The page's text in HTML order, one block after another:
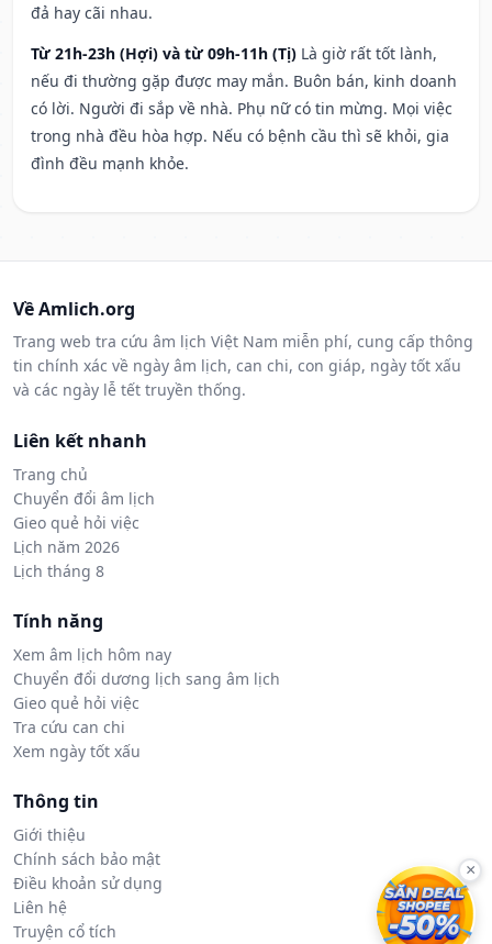
đả hay cãi nhau.
Từ 21h-23h (Hợi) và từ 09h-11h (Tị) Là giờ rất tốt lành,
nếu đi thường gặp được may mắn. Buôn bán, kinh doanh
có lời. Người đi sắp về nhà. Phụ nữ có tin mừng. Mọi việc
trong nhà đều hòa hợp. Nếu có bệnh cầu thì sẽ khỏi, gia
đình đều mạnh khỏe.
Về Amlich.org
Trang web tra cứu âm lịch Việt Nam miễn phí, cung cấp thông
tin chính xác về ngày âm lịch, can chi, con giáp, ngày tốt xấu
và các ngày lễ tết truyền thống.
Liên kết nhanh
Trang chủ
Chuyển đổi âm lịch
Gieo quẻ hỏi việc
Lịch năm 2026
Lịch tháng 8
Tính năng
Xem âm lịch hôm nay
Chuyển đổi dương lịch sang âm lịch
Gieo quẻ hỏi việc
Tra cứu can chi
Xem ngày tốt xấu
Thông tin
Giới thiệu
Chính sách bảo mật
Điều khoản sử dụng
Liên hệ
Truyện cổ tích
×